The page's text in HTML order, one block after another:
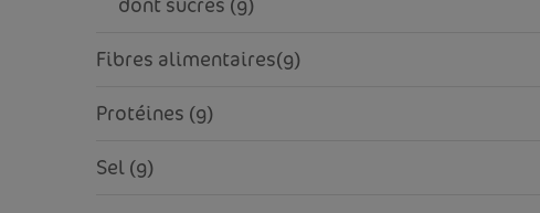
Fibres alimentaires(g)
Protéines (g)
Sel (g)